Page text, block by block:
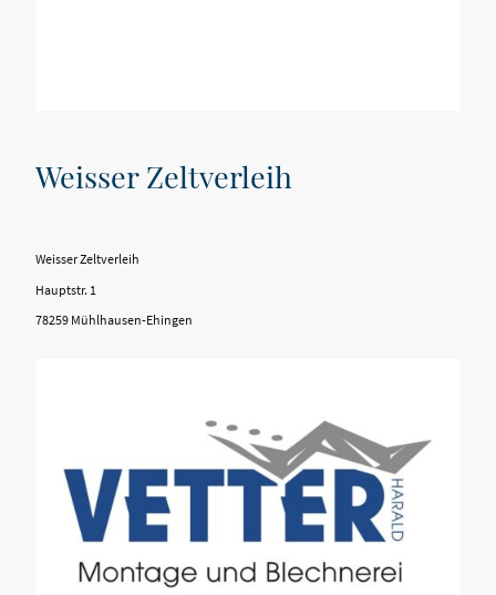
Weisser Zeltverleih
Weisser Zeltverleih
Hauptstr. 1
78259 Mühlhausen-Ehingen